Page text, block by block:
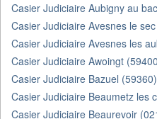
Casier Judiciaire Aubigny au
Casier Judiciaire Avesnes le
Casier Judiciaire Avesnes les
Casier Judiciaire Awoingt
Casier Judiciaire Bazuel (59360)
Casier Judiciaire Beaumetz les
Casier Judiciaire Beaurevoir